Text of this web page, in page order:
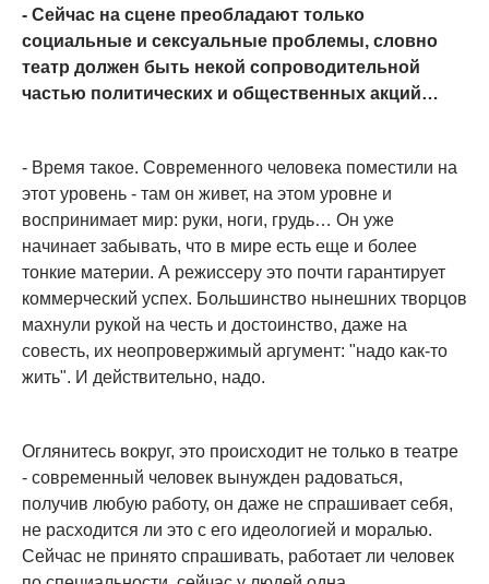
- Сейчас на сцене преобладают только
социальные и сексуальные проблемы, словно
театр должен быть некой сопроводительной
частью политических и общественных акций…
- Время такое. Современного человека поместили на
этот уровень - там он живет, на этом уровне и
воспринимает мир: руки, ноги, грудь… Он уже
начинает забывать, что в мире есть еще и более
тонкие материи. А режиссеру это почти гарантирует
коммерческий успех. Большинство нынешних творцов
махнули рукой на честь и достоинство, даже на
совесть, их неопровержимый аргумент: "надо как-то
жить". И действительно, надо.
Оглянитесь вокруг, это происходит не только в театре
- современный человек вынужден радоваться,
получив любую работу, он даже не спрашивает себя,
не расходится ли это с его идеологией и моралью.
Сейчас не принято спрашивать, работает ли человек